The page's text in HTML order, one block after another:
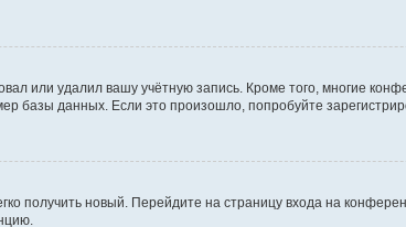
или удалил вашу учётную запись. Кроме того, многие
данных. Если это произошло, попробуйте
получить новый. Перейдите на страницу входа на